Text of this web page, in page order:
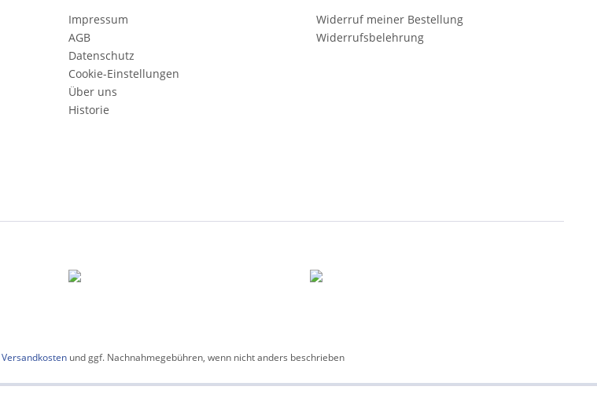
Impressum
AGB
Datenschutz
Cookie-Einstellungen
Über uns
Historie
Widerruf meiner Bestellung
Widerrufsbelehrung
Versandkostenund ggf. Nachnahmegebühren, wenn nicht anders beschrieben